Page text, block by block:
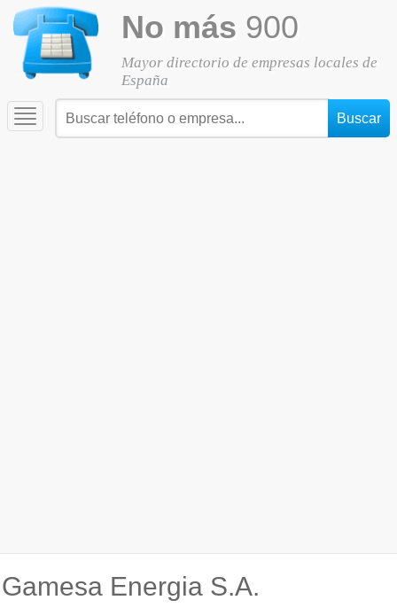
No más 900
Mayor directorio de empresas locales de
España
Toggle
navigation
Gamesa Energia S.A.